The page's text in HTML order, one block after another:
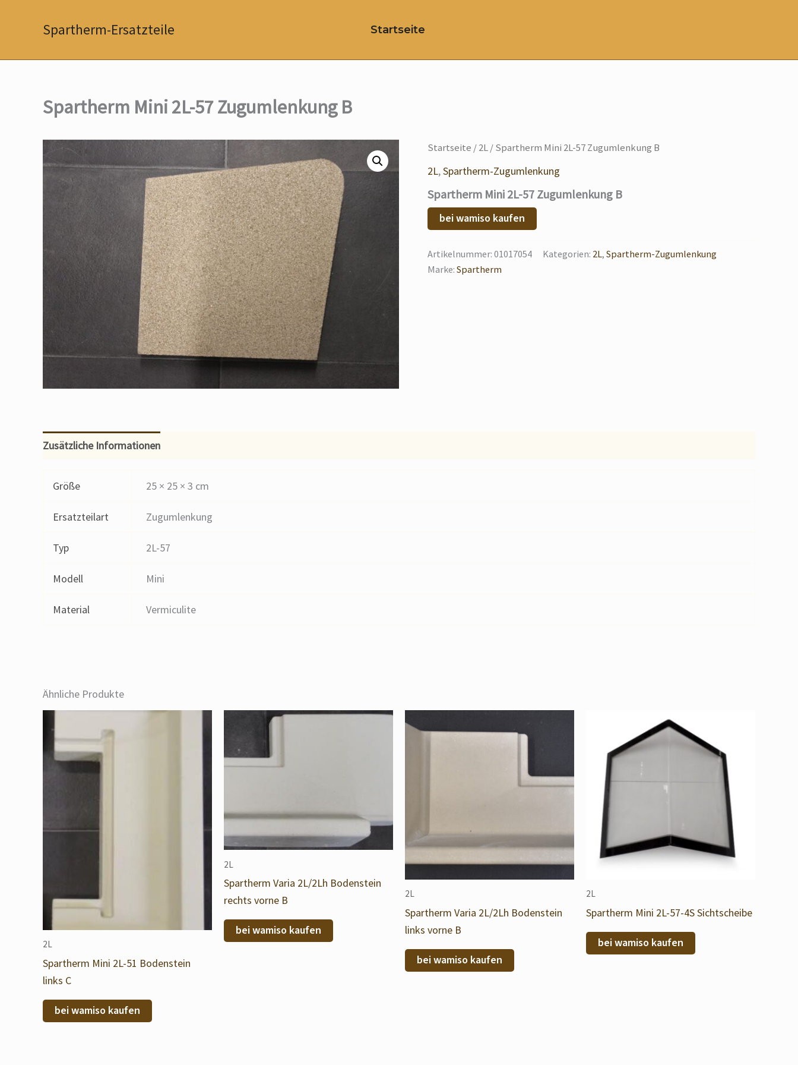
Spartherm-Ersatzteile Startseite
Spartherm Mini 2L-57 Zugumlenkung B
Startseite /2L/ Spartherm Mini 2L-57 Zugumlenkung B
2L,Spartherm-Zugumlenkung
Spartherm Mini 2L-57 Zugumlenkung B
bei wamiso kaufen
Artikelnummer: 01017054 Kategorien: 2L, Spartherm-Zugumlenkung
Marke: Spartherm
Zusätzliche Informationen
Größe 25 × 25 × 3 cm
Ersatzteilart Zugumlenkung
Typ 2L-57
Modell Mini
Material Vermiculite
Ähnliche Produkte
2L
Spartherm Mini 2L-51 Bodenstein
links C
bei wamiso kaufen
2L
Spartherm Varia 2L/2Lh Bodenstein
rechts vorne B
bei wamiso kaufen
2L
Spartherm Varia 2L/2Lh Bodenstein
links vorne B
bei wamiso kaufen
2L
Spartherm Mini 2L-57-4S Sichtscheibe
bei wamiso kaufen